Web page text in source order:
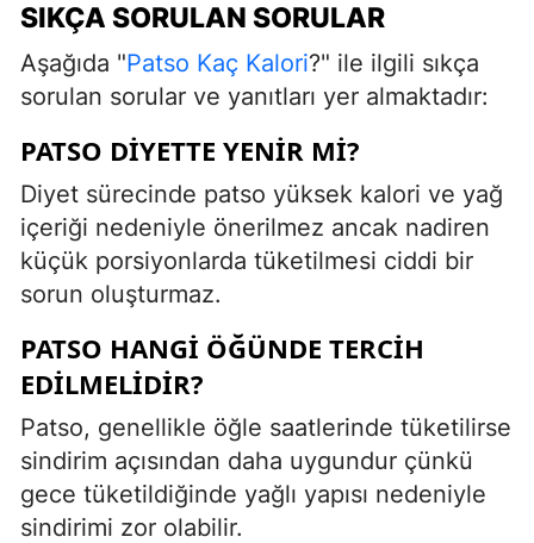
SIKÇA SORULAN SORULAR
Aşağıda "Patso Kaç Kalori?" ile ilgili sıkça
sorulan sorular ve yanıtları yer almaktadır:
PATSO DIYETTE YENIR MI?
Diyet sürecinde patso yüksek kalori ve yağ
içeriği nedeniyle önerilmez ancak nadiren
küçük porsiyonlarda tüketilmesi ciddi bir
sorun oluşturmaz.
PATSO HANGI ÖĞÜNDE TERCIH
EDILMELIDIR?
Patso, genellikle öğle saatlerinde tüketilirse
sindirim açısından daha uygundur çünkü
gece tüketildiğinde yağlı yapısı nedeniyle
sindirimi zor olabilir.